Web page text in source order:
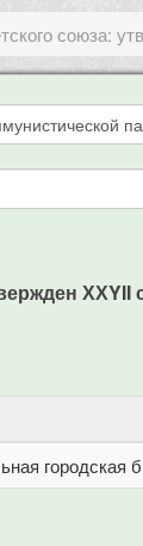
союза:
городская